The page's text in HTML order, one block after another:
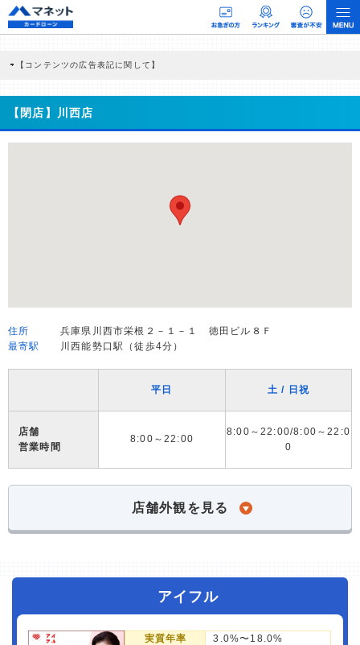
【コンテンツの広告表記に関して】
商品を根拠なくPRするものではなく、当編集部の調査／ユーザーへの口コミ収集な
どに基づき、公平性を担保した情報提供を行っています。
>提携企業一覧
【閉店】川西店
住所
兵庫県川西市栄根２－１－１ 徳田ビル８Ｆ
最寄駅
川西能勢口駅（徒歩4分）
平日 土 / 日祝
店舗
営業時間
8:00～22:00
8:00～22:00/8:00～22:0
0
店舗外観を見る
アイフル
実質年率 3.0%〜18.0%